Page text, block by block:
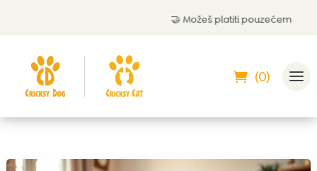
🤝 Možeš platiti pouzećem
(0)